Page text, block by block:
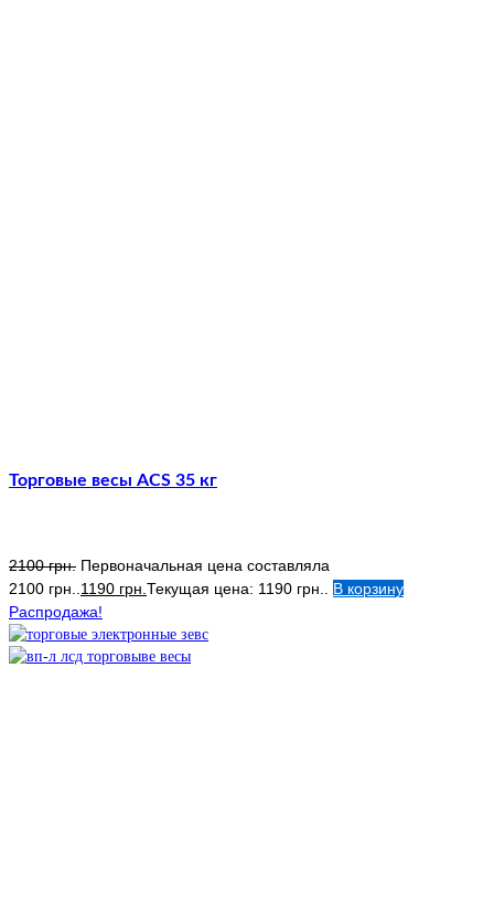
Торговые весы ACS 35 кг
2100грн. Первоначальная цена составляла
2100 грн.. 1190 грн. Текущая цена: 1190 грн..
В корзину
Распродажа!